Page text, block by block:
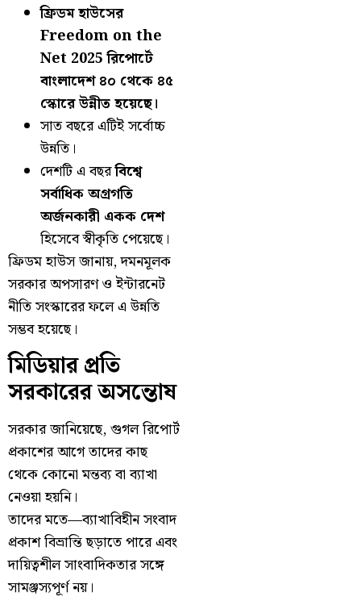
ফ্রিডম হাউসের
Freedom on the
Net 2025 রিপোর্টে
বাংলাদেশ ৪০ থেকে ৪৫
স্কোরে উন্নীত হয়েছে।
সাত বছরে এটিই সর্বোচ্চ
উন্নতি।
দেশটি এ বছরবিশ্বে
সর্বাধিক অগ্রগতি
অর্জনকারী একক দেশ
হিসেবে স্বীকৃতি পেয়েছে।
ফ্রিডম হাউস জানায়, দমনমূলক
সরকার অপসারণ ও ইন্টারনেট
নীতি সংস্কারের ফলে এ উন্নতি
সম্ভব হয়েছে।
মিডিয়ার প্রতি
সরকারের অসন্তোষ
সরকার জানিয়েছে, গুগল রিপোর্ট
প্রকাশের আগে তাদের কাছ
থেকে কোনো মন্তব্য বা ব্যাখা
নেওয়া হয়নি।
তাদের মতে—ব্যাখাবিহীন সংবাদ
প্রকাশ বিভ্রান্তি ছড়াতে পারে এবং
দায়িত্বশীল সাংবাদিকতার সঙ্গে
সামঞ্জস্যপূর্ণ নয়।